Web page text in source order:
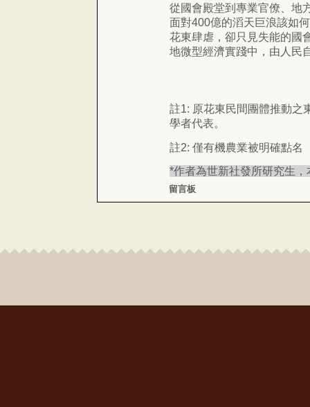
從國會殿堂到專業官僚、地
面對400億的滔天巨浪該如
花東肆虐，卻只見失能的國
地微型經濟實踐中，由人民
註1: 原花東民間團體推動之
學者代表。
註2: 僅有機農業被明確點名
*作者為世新社發所研究生
留言板